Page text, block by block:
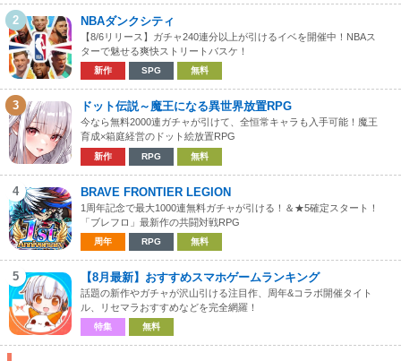
2 NBAダンクシティ
【8/6リリース】ガチャ240連分以上が引けるイベを開催中！NBAス
ターで魅せる爽快ストリートバスケ！
新作 SPG 無料
3 ドット伝説～魔王になる異世界放置RPG
今なら無料2000連ガチャが引けて、全恒常キャラも入手可能！魔王
育成×箱庭経営のドット絵放置RPG
新作 RPG 無料
4 BRAVE FRONTIER LEGION
1周年記念で最大1000連無料ガチャが引ける！＆★5確定スタート！
「ブレフロ」最新作の共闘対戦RPG
周年 RPG 無料
5 【8月最新】おすすめスマホゲームランキング
話題の新作やガチャが沢山引ける注目作、周年&コラボ開催タイト
ル、リセマラおすすめなどを完全網羅！
特集 無料